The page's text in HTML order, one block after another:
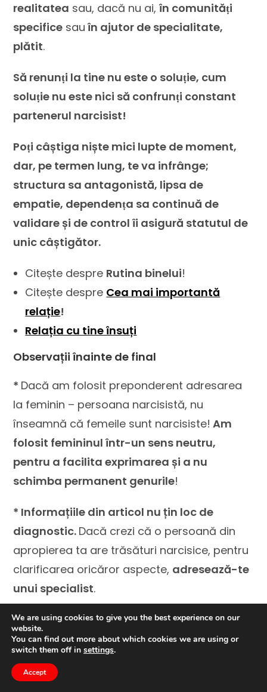
realitatea sau, dacă nu ai,în comunităṭi
specifice sau în ajutor de specialitate,
plătit.
Să renunṭi la tine nu este o soluṭie, cum
soluṭie nu este nici să confrunṭi constant
partenerul narcisist!
Poṭi câștiga niște mici lupte de moment,
dar, pe termen lung, te va infrânge;
structura sa antagonistă, lipsa de
empatie, dependenṭa sa continuă de
validare și de control îi asigură statutul de
unic câștigător.
Citește despre Rutina binelui!
Citește despre Cea mai importantă
relație!
Relația cu tine însuți
Observații înainte de final
* Dacă am folosit preponderent adresarea
la feminin – persoana narcisistă, nu
înseamnă că femeile sunt narcisiste! Am
folosit femininul într-un sens neutru,
pentru a facilita exprimarea și a nu
schimba permanent genurile!
* Informațiile din articol nu țin loc de
diagnostic. Dacă crezi că o persoană din
apropierea ta are trăsături narcisice, pentru
clarificarea oricăror aspecte, adresează-te
unui specialist.
*Înainte de a pune cuiva eticheta de
”narcisist”, nu uita cătrăsături narcisice
avem cu toții!Ce face diferența
intensitatea și frecvanța lor în cadrul unei
We are using cookies to give you the best experience on our
website.
You can find out more about which cookies we are using or
switch them off in settings.
Accept